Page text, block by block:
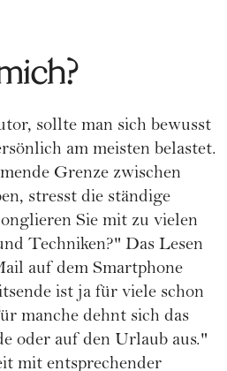
sollte man sich bewusst
am meisten belastet.
Grenze zwischen
stresst die ständige
Sie mit zu vielen
Techniken?" Das Lesen
auf dem Smartphone
ist ja für viele schon
manche dehnt sich das
oder auf den Urlaub aus."
mit entsprechender